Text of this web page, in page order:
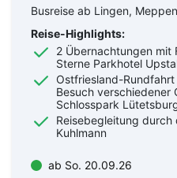
Busreise ab Lingen,
Reise-Highlights:
2 Übernachtungen
Sterne Parkhotel
Ostfriesland-
Besuch verschiedener
Schlosspark
Reisebegleitung durch
Kuhlmann
ab So. 20.09.26